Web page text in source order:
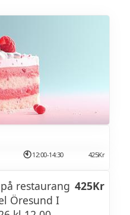
12:00-14:30 425Kr
restaurang
Öresund I
425Kr